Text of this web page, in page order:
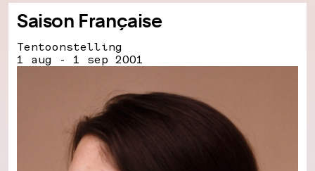
Saison Française
Tentoonstelling
1 aug - 1 sep 2001